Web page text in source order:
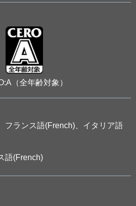
（全年齢対象）
フランス語(French)、イタリア語
語(French)